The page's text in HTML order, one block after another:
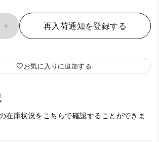
再入荷通知を登録する
お気に入りに追加する
在庫状況をこちらで確認することができま